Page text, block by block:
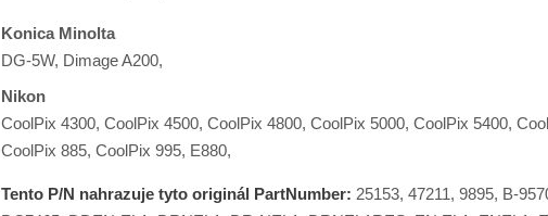
Konica Minolta
DG-5W, Dimage A200,
Nikon
CoolPix 4300, CoolPix 4500, CoolPix 4800, CoolPix 5000, CoolPix 5400,
CoolPix 885, CoolPix 995, E880,
Tento P/N nahrazuje tyto originál PartNumber: 25153, 47211, 9895, B-